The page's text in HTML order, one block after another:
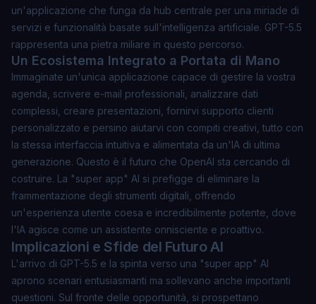
un'applicazione che funga da hub centrale per una miriade di
servizi e funzionalità basate sull'intelligenza artificiale. GPT-5.5
rappresenta una pietra miliare in questo percorso.
Un Ecosistema Integrato a Portata di Mano
Immaginate un'unica applicazione capace di gestire la vostra
agenda, scrivere e-mail professionali, analizzare dati
complessi, creare presentazioni, fornirvi supporto clienti
personalizzato e persino aiutarvi con compiti creativi, tutto con
la stessa interfaccia intuitiva e alimentata da un'IA di ultima
generazione. Questo è il futuro che OpenAI sta cercando di
costruire. La "super app" AI si prefigge di eliminare la
frammentazione degli strumenti digitali, offrendo
un'esperienza utente coesa e incredibilmente potente, dove
l'IA agisce come un assistente onnisciente e proattivo.
Implicazioni e Sfide del Futuro AI
L'arrivo di GPT-5.5 e la spinta verso una "super app" AI
aprono scenari entusiasmanti ma sollevano anche importanti
questioni. Sul fronte delle opportunità, si prospettano